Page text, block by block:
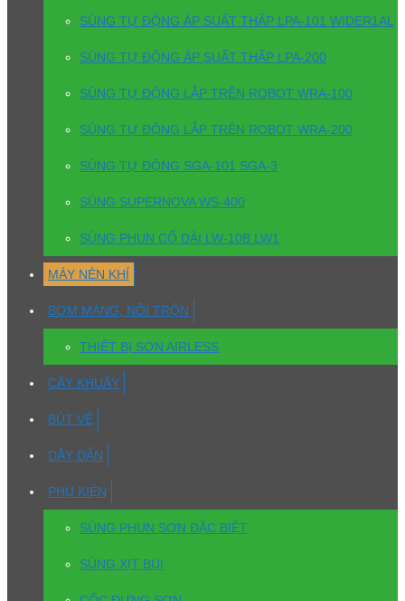
SÚNG TỰ ĐỘNG ÁP SUẤT THẤP LPA-101 WIDER1AL
SÚNG TỰ ĐỘNG ÁP SUẤT THẤP LPA-200
SÚNG TỰ ĐỘNG LẮP TRÊN ROBOT WRA-100
SÚNG TỰ ĐỘNG LẮP TRÊN ROBOT WRA-200
SÚNG TỰ ĐỘNG SGA-101 SGA-3
SÚNG SUPERNOVA WS-400
SÚNG PHUN CỔ DÀI LW-10B LW1
MÁY NÉN KHÍ
BƠM MÀNG, NỒI TRỘN
THIẾT BỊ SƠN AIRLESS
CÂY KHUẤY
BÚT VẼ
DÂY DẪN
PHỤ KIỆN
SÚNG PHUN SƠN ĐẶC BIỆT
SÚNG XỊT BỤI